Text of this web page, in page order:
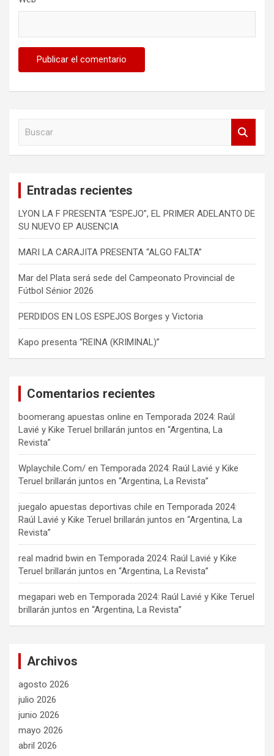
Entradas recientes
LYON LA F PRESENTA “ESPEJO”, EL PRIMER ADELANTO DE
SU NUEVO EP AUSENCIA
MARI LA CARAJITA PRESENTA “ALGO FALTA”
Mar del Plata será sede del Campeonato Provincial de
Fútbol Sénior 2026
PERDIDOS EN LOS ESPEJOS Borges y Victoria
Kapo presenta “REINA (KRIMINAL)”
Comentarios recientes
boomerang apuestas online en Temporada 2024: Raúl
Lavié y Kike Teruel brillarán juntos en “Argentina, La
Revista”
Wplaychile.Com/ en Temporada 2024: Raúl Lavié y Kike
Teruel brillarán juntos en “Argentina, La Revista”
juegalo apuestas deportivas chile en Temporada 2024:
Raúl Lavié y Kike Teruel brillarán juntos en “Argentina, La
Revista”
real madrid bwin en Temporada 2024: Raúl Lavié y Kike
Teruel brillarán juntos en “Argentina, La Revista”
megapari web en Temporada 2024: Raúl Lavié y Kike Teruel
brillarán juntos en “Argentina, La Revista”
Archivos
agosto 2026
julio 2026
junio 2026
mayo 2026
abril 2026